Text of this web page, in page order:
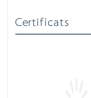
Certificats